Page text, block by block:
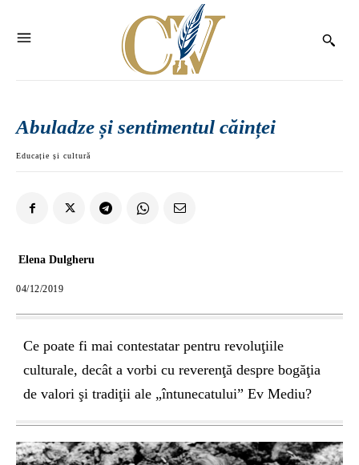
Abuladze și sentimentul căinței
Educație și cultură
Elena Dulgheru
04/12/2019
Ce poate fi mai contestatar pentru revoluţiile
culturale, decât a vorbi cu reverenţă despre bogăţia
de valori şi tradiţii ale „întunecatului” Ev Mediu?